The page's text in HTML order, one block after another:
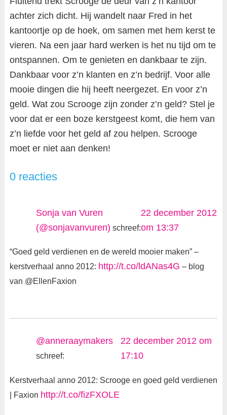
achter zich dicht. Hij wandelt naar Fred in het
kantoortje op de hoek, om samen met hem kerst te
vieren. Na een jaar hard werken is het nu tijd om te
ontspannen. Om te genieten en dankbaar te zijn.
Dankbaar voor z’n klanten en z’n bedrijf. Voor alle
mooie dingen die hij heeft neergezet. En voor z’n
geld. Wat zou Scrooge zijn zonder z’n geld? Stel je
voor dat er een boze kerstgeest komt, die hem van
z’n liefde voor het geld af zou helpen. Scrooge
moet er niet aan denken!
0 reacties
Sonja van Vuren
(@sonjavanvuren) schreef:
22 december 2012
om 13:37
“Goed geld verdienen en de wereld mooier maken” –
kerstverhaal anno 2012: http://t.co/ldANas4G – blog
van @EllenFaxion
@anneraaymakers
schreef:
22 december 2012 om
17:10
Kerstverhaal anno 2012: Scrooge en goed geld verdienen
| Faxion http://t.co/fizFXOLE